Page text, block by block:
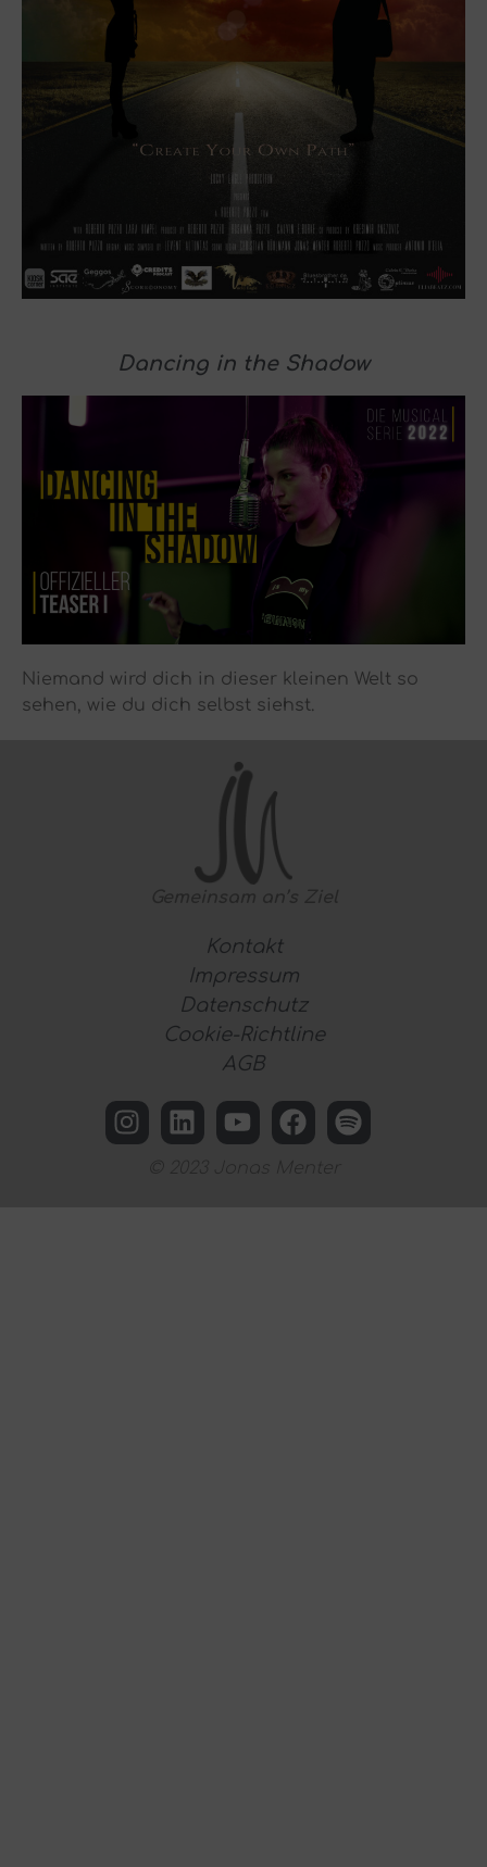
Niemand wird dich in dieser kleinen Welt so
sehen, wie du dich selbst siehst.
Dancing in the Shadow
Kontakt
Impressum
Datenschutz
Cookie-Richtline
AGB